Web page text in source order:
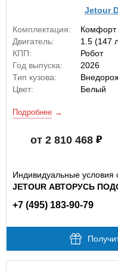
Jetour
Комплектация:
Комфорт
Двигатель:
1.5 (147
КПП:
Робот
Год выпуска:
2026
Тип кузова:
Цвет:
Белый
Подробнее
от 2 810 468
Индивидуальные условия
JETOUR АВТОРУСЬ
+7 (495) 183-90-79